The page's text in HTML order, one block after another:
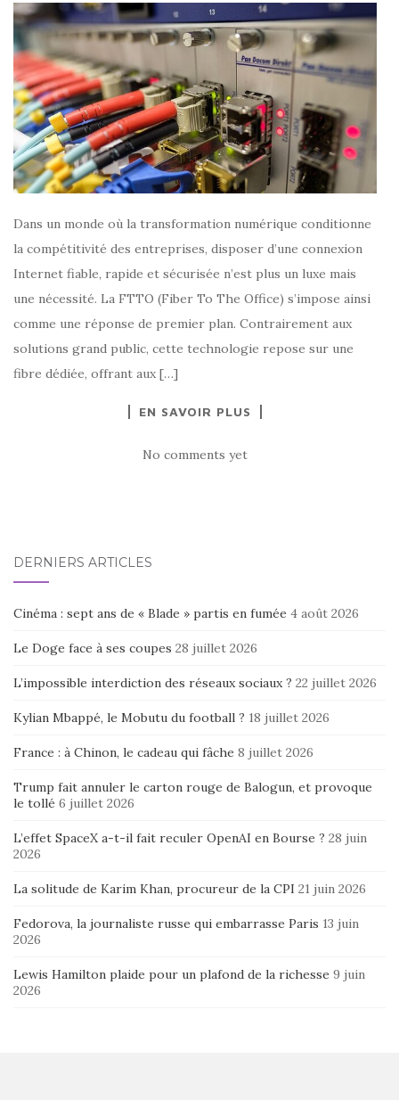
Dans un monde où la transformation numérique conditionne
la compétitivité des entreprises, disposer d’une connexion
Internet fiable, rapide et sécurisée n’est plus un luxe mais
une nécessité. La FTTO (Fiber To The Office) s’impose ainsi
comme une réponse de premier plan. Contrairement aux
solutions grand public, cette technologie repose sur une
fibre dédiée, offrant aux […]
EN SAVOIR PLUS
No comments yet
DERNIERS ARTICLES
Cinéma : sept ans de « Blade » partis en fumée 4 août 2026
Le Doge face à ses coupes 28 juillet 2026
L’impossible interdiction des réseaux sociaux ? 22 juillet 2026
Kylian Mbappé, le Mobutu du football ? 18 juillet 2026
France : à Chinon, le cadeau qui fâche 8 juillet 2026
Trump fait annuler le carton rouge de Balogun, et provoque
le tollé 6 juillet 2026
L’effet SpaceX a-t-il fait reculer OpenAI en Bourse ? 28 juin
2026
La solitude de Karim Khan, procureur de la CPI 21 juin 2026
Fedorova, la journaliste russe qui embarrasse Paris 13 juin
2026
Lewis Hamilton plaide pour un plafond de la richesse 9 juin
2026